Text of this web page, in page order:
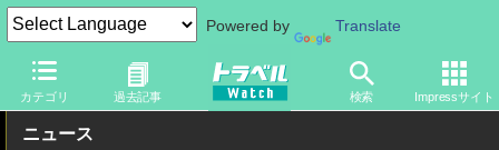
Powered by Translate
カテゴリ 過去記事 検索 Impressサイト
トラベル Watch イベント 国際博覧会 2025年大阪・関西万博
ニュース